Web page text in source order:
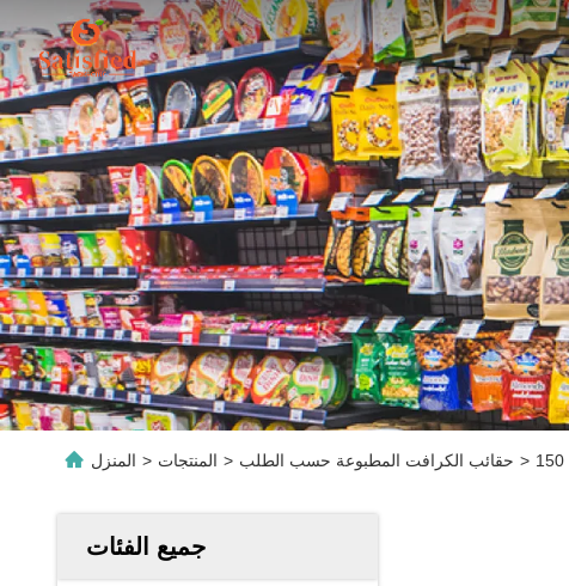
المنزل > المنتجات > حقائب الكرافت المطبوعة حسب الطلب >
جميع الفئات